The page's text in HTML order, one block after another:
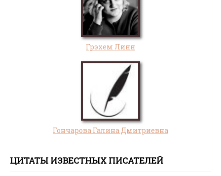
Грэхем Линн
Гончарова Галина Дмитриевна
ЦИТАТЫ ИЗВЕСТНЫХ ПИСАТЕЛЕЙ